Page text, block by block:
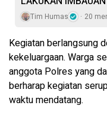
Tim Humas 20
Kegiatan berlangsung
kekeluargaan. Warga
anggota Polres yang
berharap kegiatan
waktu mendatang.